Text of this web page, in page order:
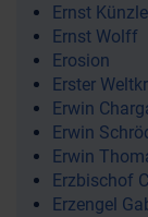
Ernst
Ernst Wolff
Erosion
Erster
Erwin
Erwin
Erwin
Erzbischof
Erzengel